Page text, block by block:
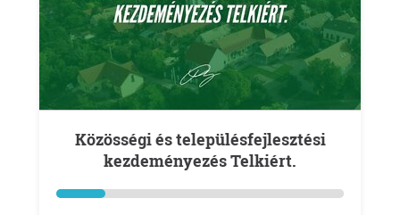
Közösségi és településfejlesztési
kezdeményezés Telkiért.